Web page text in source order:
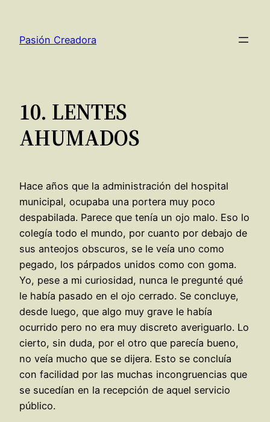
contenido
Pasión Creadora
10. LENTES
AHUMADOS
Hace años que la administración del hospital
municipal, ocupaba una portera muy poco
despabilada. Parece que tenía un ojo malo. Eso lo
colegía todo el mundo, por cuanto por debajo de
sus anteojos obscuros, se le veía uno como
pegado, los párpados unidos como con goma.
Yo, pese a mi curiosidad, nunca le pregunté qué
le había pasado en el ojo cerrado. Se concluye,
desde luego, que algo muy grave le había
ocurrido pero no era muy discreto averiguarlo. Lo
cierto, sin duda, por el otro que parecía bueno,
no veía mucho que se dijera. Esto se concluía
con facilidad por las muchas incongruencias que
se sucedían en la recepción de aquel servicio
público.